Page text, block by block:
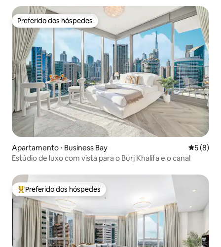
Preferido dos hóspedes
Preferido dos hóspedes
Apartamento ⋅ Business Bay 5 de
5 (8)
Estúdio de luxo com vista para o Burj Khalifa e o canal
Entre os melhores preferidos dos hóspedes
Preferido dos hóspedes